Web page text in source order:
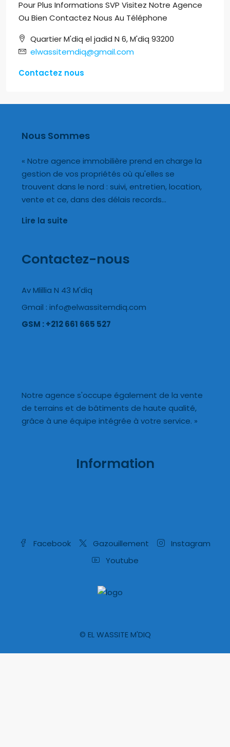
Pour Plus Informations SVP Visitez Notre Agence
Ou Bien Contactez Nous Au Téléphone
Quartier M'diq el jadid N 6, M'diq 93200
elwassitemdiq@gmail.com
Contactez nous
Nous Sommes
« Notre agence immobilière prend en charge la
gestion de vos propriétés où qu'elles se
trouvent dans le nord : suivi, entretien, location,
vente et ce, dans des délais records…
Lire la suite
Contactez-nous
Av Mlillia N 43 M'diq
Gmail : info@elwassitemdiq.com
GSM : +212 661 665 527
Notre agence s'occupe également de la vente
de terrains et de bâtiments de haute qualité,
grâce à une équipe intégrée à votre service. »
Information
Facebook Gazouillement
Instagram
Youtube
© EL WASSITE M'DIQ